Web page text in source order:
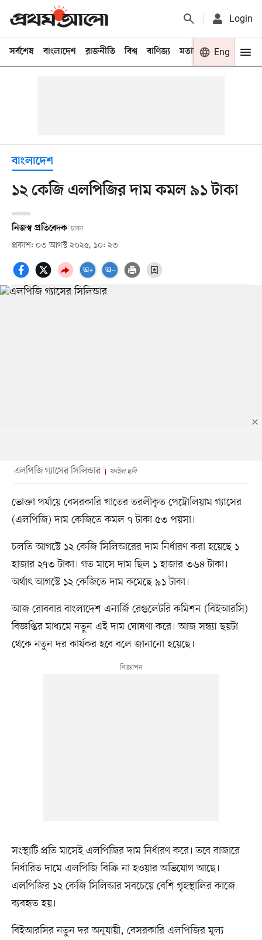
Login
সর্বশেষ বাংলাদেশ রাজনীতি বিশ্ব বাণিজ্য মতামত খেলা
Eng
বাংলাদেশ
১২ কেজি এলপিজির দাম কমল ৯১ টাকা
নিজস্ব প্রতিবেদক ঢাকা
প্রকাশ: ০৩ আগস্ট ২০২৫, ১০: ২৩
এলপিজি গ্যাসের সিলিন্ডার ফাইল ছবি
ভোক্তা পর্যায়ে বেসরকারি খাতের তরলীকৃত পেট্রোলিয়াম গ্যাসের
(এলপিজি) দাম কেজিতে কমল ৭ টাকা ৫৩ পয়সা।
চলতি আগস্টে ১২ কেজি সিলিন্ডারের দাম নির্ধারণ করা হয়েছে ১
হাজার ২৭৩ টাকা। গত মাসে দাম ছিল ১ হাজার ৩৬৪ টাকা।
অর্থাৎ আগস্টে ১২ কেজিতে দাম কমেছে ৯১ টাকা।
আজ রোববার বাংলাদেশ এনার্জি রেগুলেটরি কমিশন (বিইআরসি)
বিজ্ঞপ্তির মাধ্যমে নতুন এই দাম ঘোষণা করে। আজ সন্ধ্যা ছয়টা
থেকে নতুন দর কার্যকর হবে বলে জানানো হয়েছে।
সংস্থাটি প্রতি মাসেই এলপিজির দাম নির্ধারণ করে। তবে বাজারে
নির্ধারিত দামে এলপিজি বিক্রি না হওয়ার অভিযোগ আছে।
এলপিজির ১২ কেজি সিলিন্ডার সবচেয়ে বেশি গৃহস্থালির কাজে
ব্যবহৃত হয়।
বিইআরসির নতুন দর অনুযায়ী, বেসরকারি এলপিজির মূল্য